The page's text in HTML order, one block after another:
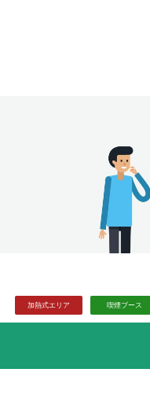
加熱式エリア 喫煙ブース